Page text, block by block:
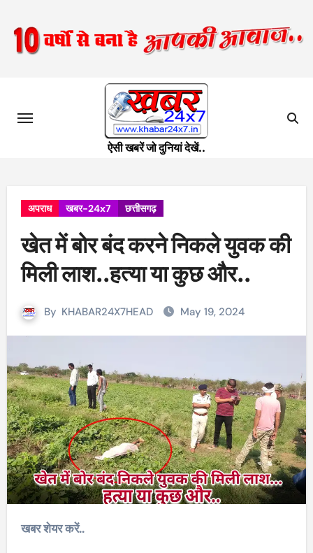
content
ऐसी खबरें जो दुनियां देखें..
अपराध खबर-24x7 छत्तीसगढ़
खेत में बोर बंद करने निकले युवक की
मिली लाश..हत्या या कुछ और..
By KHABAR24X7HEAD May 19, 2024
खबर शेयर करें..